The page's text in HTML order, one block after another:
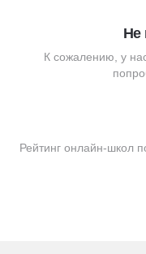
Рейтинг онлайн-школ
Не
К сожалению, у